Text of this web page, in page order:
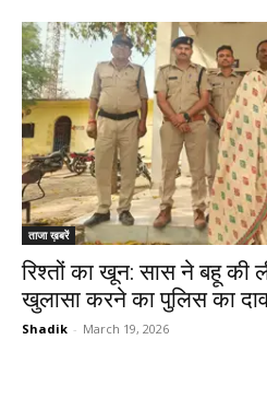
ताजा ख़बरें
रिश्तों का खून: सास ने बहू की
खुलासा करने का पुलिस का
Shadik - March 19, 2026